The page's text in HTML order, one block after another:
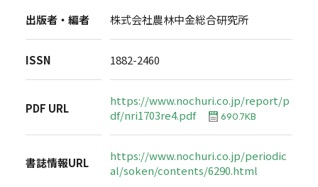
出版者・編者 株式会社農林中金総合研究所
ISSN 1882-2460
PDF URL
https://www.nochuri.co.jp/report/p
df/nri1703re4.pdf
690.7KB
書誌情報URL
https://www.nochuri.co.jp/periodic
al/soken/contents/6290.html